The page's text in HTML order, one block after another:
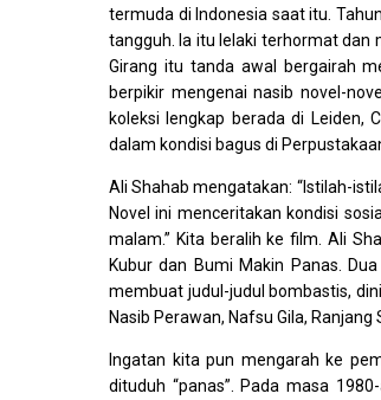
termuda di Indonesia saat itu.
tangguh. Ia itu lelaki terhormat dan
Girang itu tanda awal bergairah
berpikir mengenai nasib novel-
koleksi lengkap berada di Leiden,
dalam kondisi bagus di
Ali Shahab mengatakan: “Istilah-
Novel ini menceritakan kondisi
malam.” Kita beralih ke film. Ali
Kubur dan Bumi Makin Panas.
membuat judul-judul bombastis,
Nasib Perawan, Nafsu Gila,
Ingatan kita pun mengarah ke
dituduh “panas”. Pada masa